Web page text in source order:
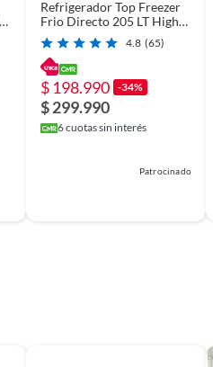
Refrigerador Top Freezer
Frio Directo 205 LT High
Cooling DF2-2854.8 (65)
$ 198.990 -34%
$ 299.990
6cuotas sin interés
Patrocinado